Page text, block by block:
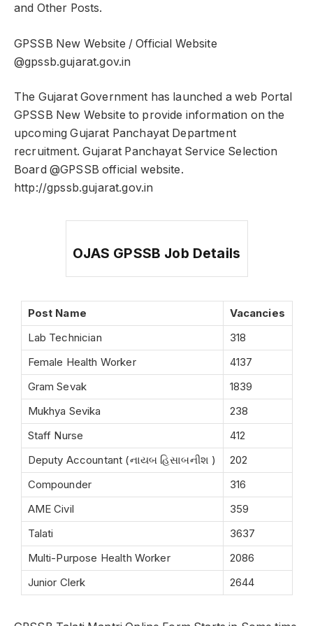
and Other Posts.
GPSSB New Website / Official Website
@gpssb.gujarat.gov.in
The Gujarat Government has launched a web Portal
GPSSB New Website to provide information on the
upcoming Gujarat Panchayat Department
recruitment. Gujarat Panchayat Service Selection
Board @GPSSB official website.
http://gpssb.gujarat.gov.in
OJAS GPSSB Job Details
Post Name
Vacancies
Lab Technician
318
Female Health Worker
4137
Gram Sevak
1839
Mukhya Sevika
238
Staff Nurse
412
Deputy Accountant (નાયબ હિસાબનીશ )
202
Compounder
316
AME Civil
359
Talati
3637
Multi-Purpose Health Worker
2086
Junior Clerk
2644